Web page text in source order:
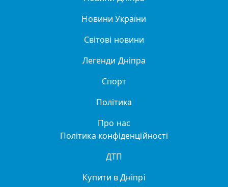
Новини України
Світові новини
Легенди Дніпра
Спорт
Політика
Про нас
Політика конфіденційності
ДТП
Купити в Дніпрі